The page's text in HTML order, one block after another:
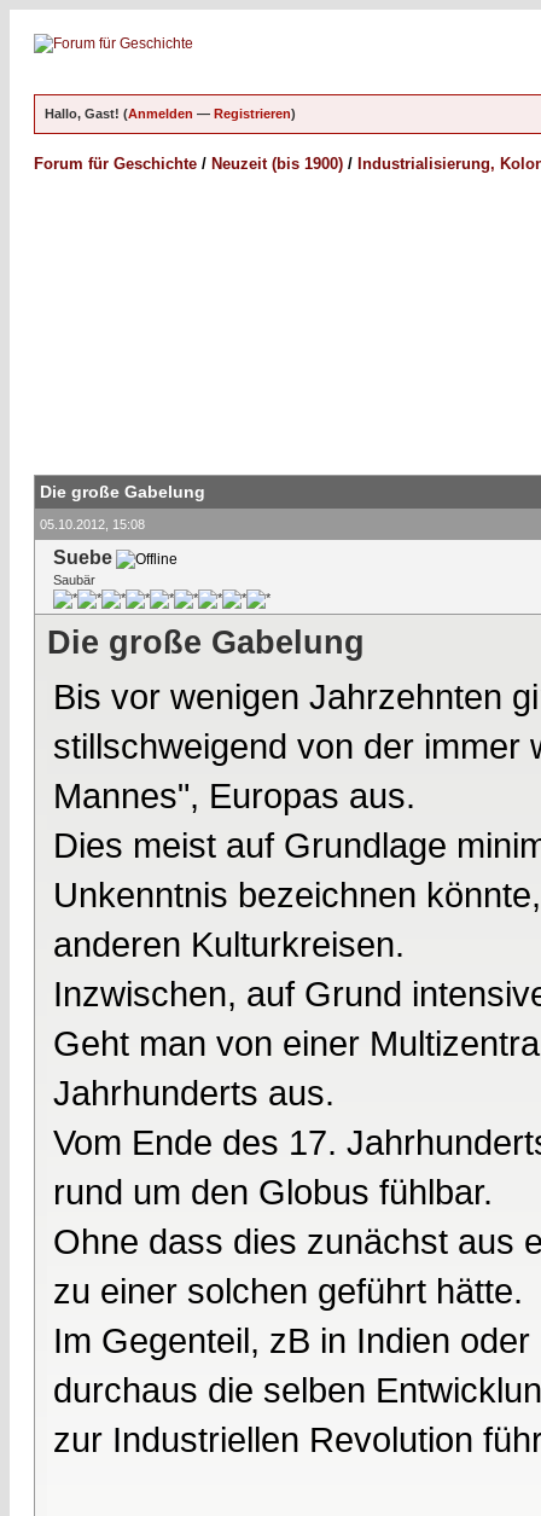
Hallo, Gast! (Anmelden — Registrieren)
Forum für Geschichte / Neuzeit (bis 1900) / Industrialisierung,
Die große Gabelung
05.10.2012, 15:08
Suebe
Saubär
Die große Gabelung
Bis vor wenigen Jahrzehnten
stillschweigend von der immer
Mannes", Europas aus.
Dies meist auf Grundlage
Unkenntnis bezeichnen
anderen Kulturkreisen.
Inzwischen, auf Grund
Geht man von einer
Jahrhunderts aus.
Vom Ende des 17.
rund um den Globus fühlbar.
Ohne dass dies zunächst aus
zu einer solchen geführt hätte.
Im Gegenteil, zB in Indien
durchaus die selben
zur Industriellen Revolution